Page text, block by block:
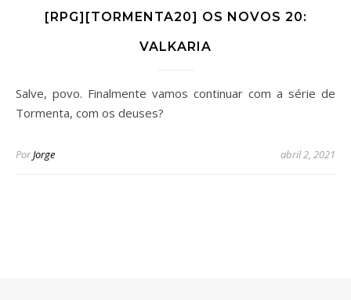
[RPG][TORMENTA20] OS NOVOS 20:
VALKARIA
Salve, povo. Finalmente vamos continuar com a série de
Tormenta, com os deuses?
PorJorge abril 2, 2021